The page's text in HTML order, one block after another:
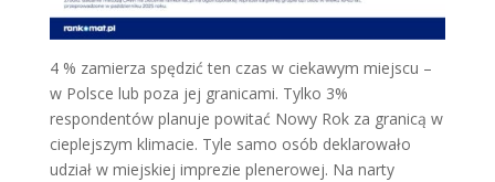
4 % zamierza spędzić ten czas w ciekawym miejscu –
w Polsce lub poza jej granicami. Tylko 3%
respondentów planuje powitać Nowy Rok za granicą w
cieplejszym klimacie. Tyle samo osób deklarowało
udział w miejskiej imprezie plenerowej. Na narty